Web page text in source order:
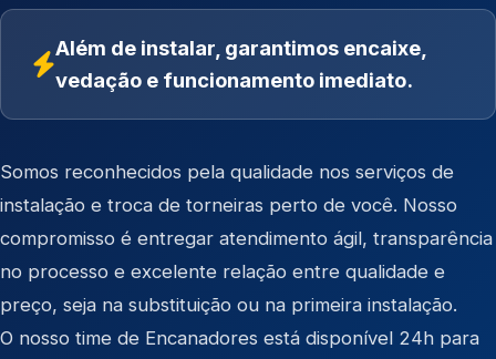
Além de instalar, garantimos encaixe,
vedação e funcionamento imediato.
Somos reconhecidos pela qualidade nos serviços de
instalação e troca de torneiras perto de você. Nosso
compromisso é entregar atendimento ágil, transparência
no processo e excelente relação entre qualidade e
preço, seja na substituição ou na primeira instalação.
O nosso time de Encanadores está disponível 24h para